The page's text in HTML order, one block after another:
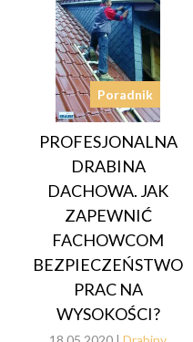
Poradnik
PROFESJONALNA
DRABINA
DACHOWA. JAK
ZAPEWNIĆ
FACHOWCOM
BEZPIECZEŃSTWO
PRAC NA
WYSOKOŚCI?